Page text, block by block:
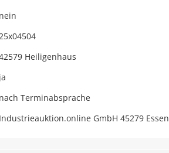
nein
25x04504
Heiligenhaus
ja
nach Terminabsprache
Industrieauktion.online GmbH 45279 Essen